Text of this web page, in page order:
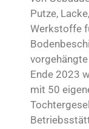
Putze,
Werkstoffe
Ende 2023
mit 50